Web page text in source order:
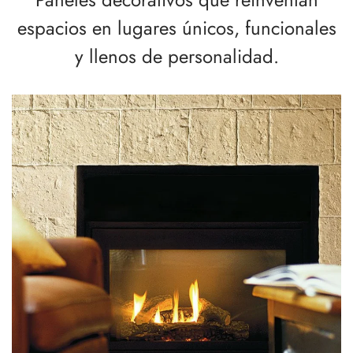
espacios en lugares únicos, funcionales
y llenos de personalidad.